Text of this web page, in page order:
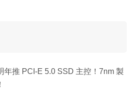
年推 PCI-E 5.0 SSD 主控！7nm 製